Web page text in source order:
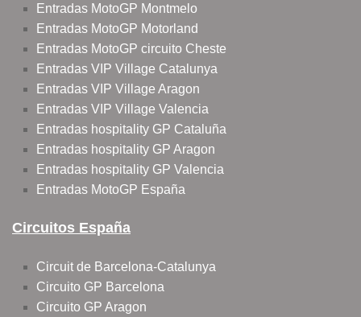
Entradas MotoGP Montmelo
Entradas MotoGP Motorland
Entradas MotoGP circuito Cheste
Entradas VIP Village Catalunya
Entradas VIP Village Aragon
Entradas VIP Village Valencia
Entradas hospitality GP Cataluña
Entradas hospitality GP Aragon
Entradas hospitality GP Valencia
Entradas MotoGP España
Circuitos España
Circuit de Barcelona-Catalunya
Circuito GP Barcelona
Circuito GP Aragon